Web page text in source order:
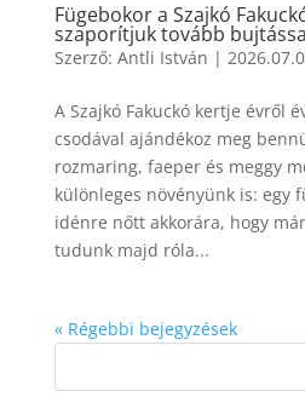
Fügebokor a Szajkó
szaporítjuk tovább
Szerző: Antli István |
A Szajkó Fakuckó kertje évről
csodával ajándékoz meg
rozmaring, faeper és meggy
különleges növényünk is: egy
idénre nőtt akkorára, hogy
tudunk majd róla...
« Régebbi bejegyzések